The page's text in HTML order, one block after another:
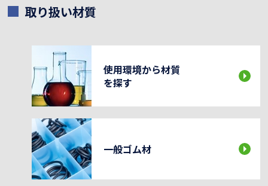
取り扱い材質
使用環境から材質
を探す
一般ゴム材